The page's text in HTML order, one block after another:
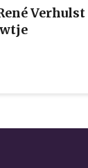
Verhulst